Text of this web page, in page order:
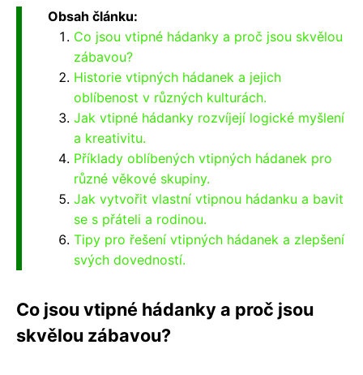
Obsah článku:
Co jsou vtipné hádanky a proč jsou skvělou
zábavou?
Historie vtipných hádanek a jejich
oblíbenost v různých kulturách.
Jak vtipné hádanky rozvíjejí logické myšlení
a kreativitu.
Příklady oblíbených vtipných hádanek pro
různé věkové skupiny.
Jak vytvořit vlastní vtipnou hádanku a bavit
se s přáteli a rodinou.
Tipy pro řešení vtipných hádanek a zlepšení
svých dovedností.
Co jsou vtipné hádanky a proč jsou
skvělou zábavou?